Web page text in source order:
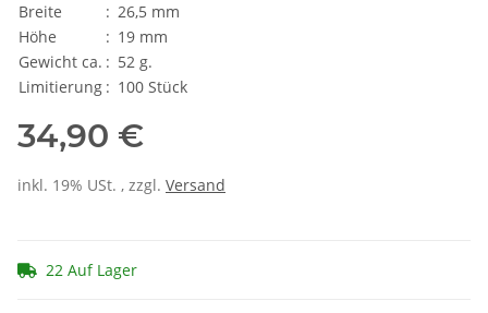
Breite
: 26,5 mm
Höhe
: 19 mm
Gewicht ca. : 52 g.
Limitierung : 100 Stück
34,90 €
inkl. 19% USt. , zzgl. Versand
22 Auf Lager